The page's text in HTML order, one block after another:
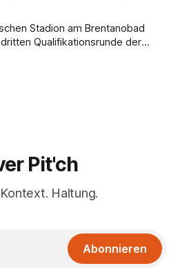
Stadion am Brentanobad
Qualifikationsrunde der
Pit'ch
Haltung.
Abonnieren